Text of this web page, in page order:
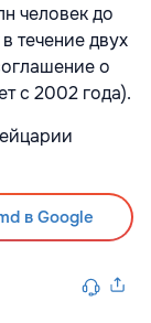
человек до
течение двух
о
с 2002 года).
в Google